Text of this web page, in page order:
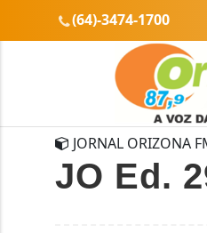
(64)-3474-1700
JORNAL ORIZONA
JO Ed.